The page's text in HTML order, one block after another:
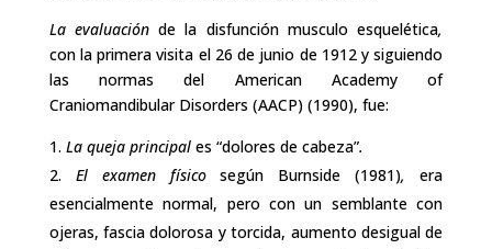
La evaluación de la disfunción musculo esquelética,
con la primera visita el 26 de junio de 1912 y siguiendo
las normas del American Academy of
Craniomandibular Disorders (AACP) (1990), fue:
La queja principal es “dolores de cabeza”.
El examen físicosegún Burnside (1981),era
esencialmente normal, pero con un semblante con
ojeras, fascia dolorosa y torcida, aumento desigual de